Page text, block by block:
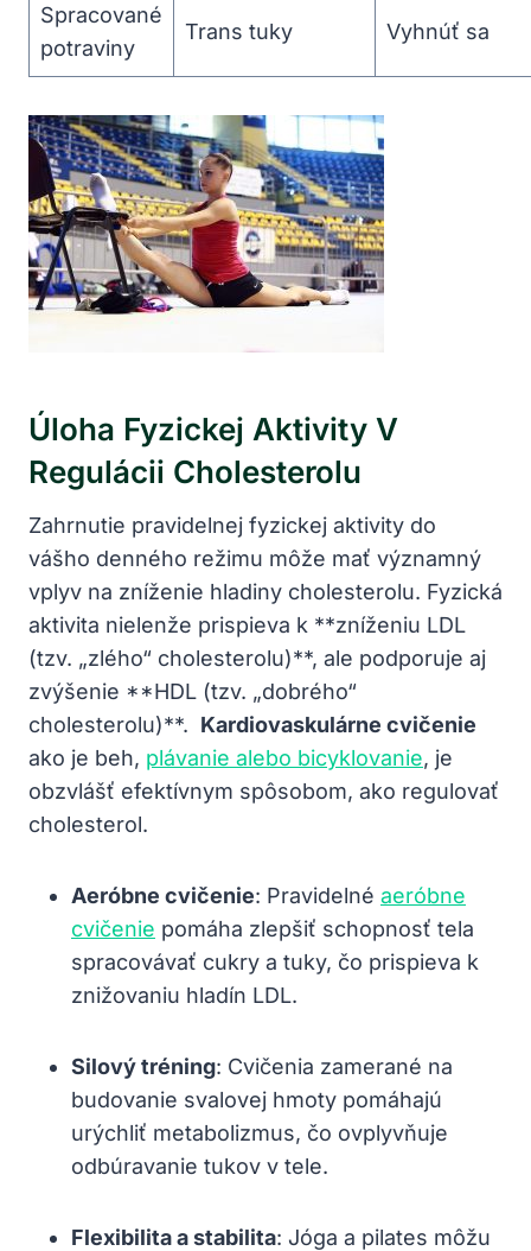
Spracované⁢
potraviny
Trans tuky Vyhnúť sa
Úloha Fyzickej Aktivity‌ V
Regulácii Cholesterolu
Zahrnutie pravidelnej fyzickej aktivity do
vášho⁢ denného režimu môže mať významný
vplyv na zníženie hladiny cholesterolu. ⁣Fyzická
aktivita‍ nielenže prispieva k **zníženiu LDL
(tzv. „zlého“ cholesterolu)**, ale podporuje aj
zvýšenie **HDL (tzv.‌ „dobrého“
cholesterolu)**. ‌ Kardiovaskulárne cvičenie
‍ako je beh, plávanie alebo bicyklovanie, je
⁣obzvlášť efektívnym spôsobom,⁤ ako regulovať
cholesterol.
Aeróbne cvičenie: Pravidelné‍ aeróbne
cvičenie pomáha zlepšiť schopnosť tela
‌spracovávať cukry a tuky, čo prispieva ‌k
znižovaniu hladín LDL.
Silový tréning: ‌Cvičenia zamerané na
budovanie svalovej hmoty pomáhajú
urýchliť metabolizmus, čo ovplyvňuje
odbúravanie tukov v tele.
Flexibilita a stabilita: Jóga a ⁣pilates môžu